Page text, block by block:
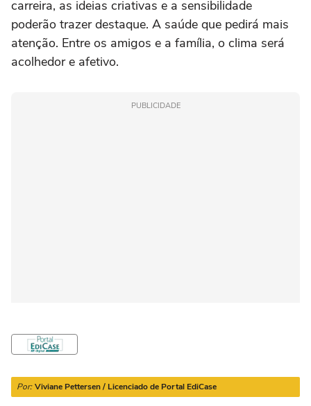
carreira, as ideias criativas e a sensibilidade
poderão trazer destaque. A saúde que pedirá mais
atenção. Entre os amigos e a família, o clima será
acolhedor e afetivo.
PUBLICIDADE
Por: Viviane Pettersen / Licenciado de Portal EdiCase